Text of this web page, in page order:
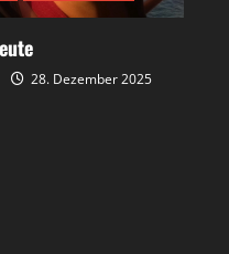
28. Dezember 2025